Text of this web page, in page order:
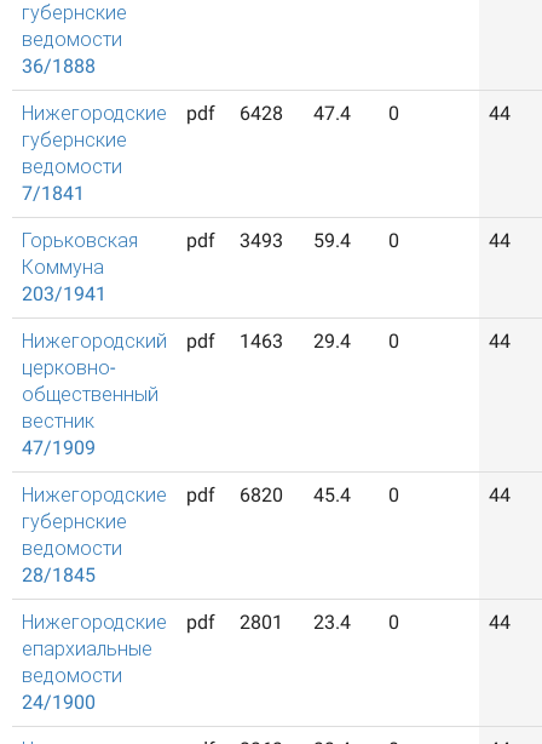
губернские
ведомости
36/1888
Нижегородские
губернские
ведомости
7/1841
pdf 6428 47.4 0 44
Горьковская
Коммуна
203/1941
pdf 3493 59.4 0 44
Нижегородский
церковно-
общественный
вестник
47/1909
pdf 1463 29.4 0 44
Нижегородские
губернские
ведомости
28/1845
pdf 6820 45.4 0 44
Нижегородские
епархиальные
ведомости
24/1900
pdf 2801 23.4 0 44